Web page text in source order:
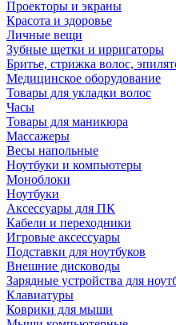
Проекторы и экраны
Красота и здоровье
Личные вещи
Зубные щетки и ирригаторы
Бритье, стрижка волос,
Медицинское оборудование
Товары для укладки волос
Часы
Товары для маникюра
Массажеры
Весы напольные
Ноутбуки и компьютеры
Моноблоки
Ноутбуки
Аксессуары для ПК
Кабели и переходники
Игровые аксессуары
Подставки для ноутбуков
Внешние дисководы
Зарядные устройства для
Клавиатуры
Коврики для мыши